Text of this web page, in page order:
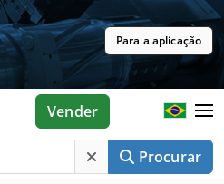
Para a aplicação
Procurar
Vender